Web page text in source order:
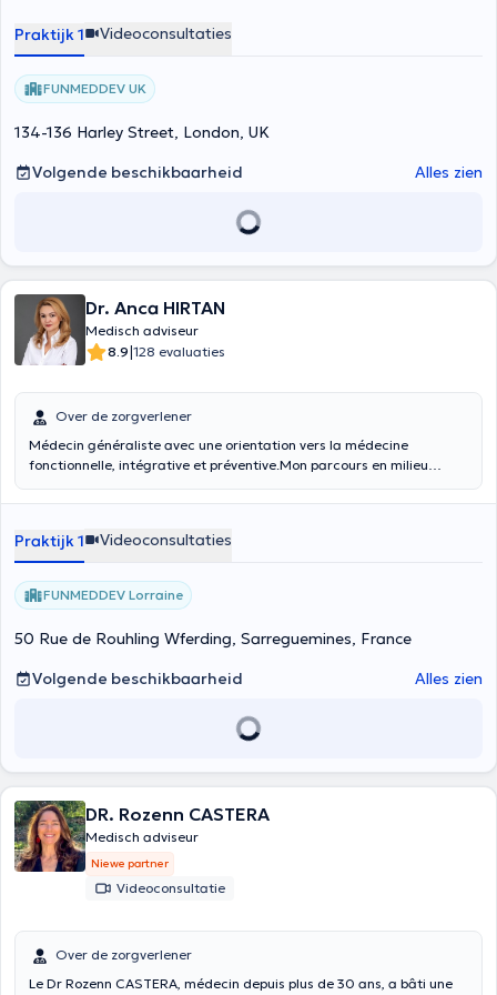
Praktijk 1 Videoconsultaties
FUNMEDDEV UK
134-136 Harley Street, London, UK
Volgende beschikbaarheid
Alles zien
Dr. Anca HIRTAN
Medisch adviseur
8.9|128 evaluaties
Over de zorgverlener
Médecin généraliste avec une orientation vers la médecine
fonctionnelle, intégrative et préventive.Mon parcours en milieu
d’urgences, a enrichi ma pratique actuelle de médecine générale.
formations spécialisées en médecine fonctionnelle, axées sur la
nutrition thérapeutique, l’équilibre des macronutriments et
l’application pratique de protocoles de prévention.
Praktijk 1 Videoconsultaties
FUNMEDDEV Lorraine
50 Rue de Rouhling Wferding, Sarreguemines, France
Volgende beschikbaarheid
Alles zien
DR. Rozenn CASTERA
Medisch adviseur
Niewe partner
Videoconsultatie
Over de zorgverlener
Le Dr Rozenn CASTERA, médecin depuis plus de 30 ans, a bâti une